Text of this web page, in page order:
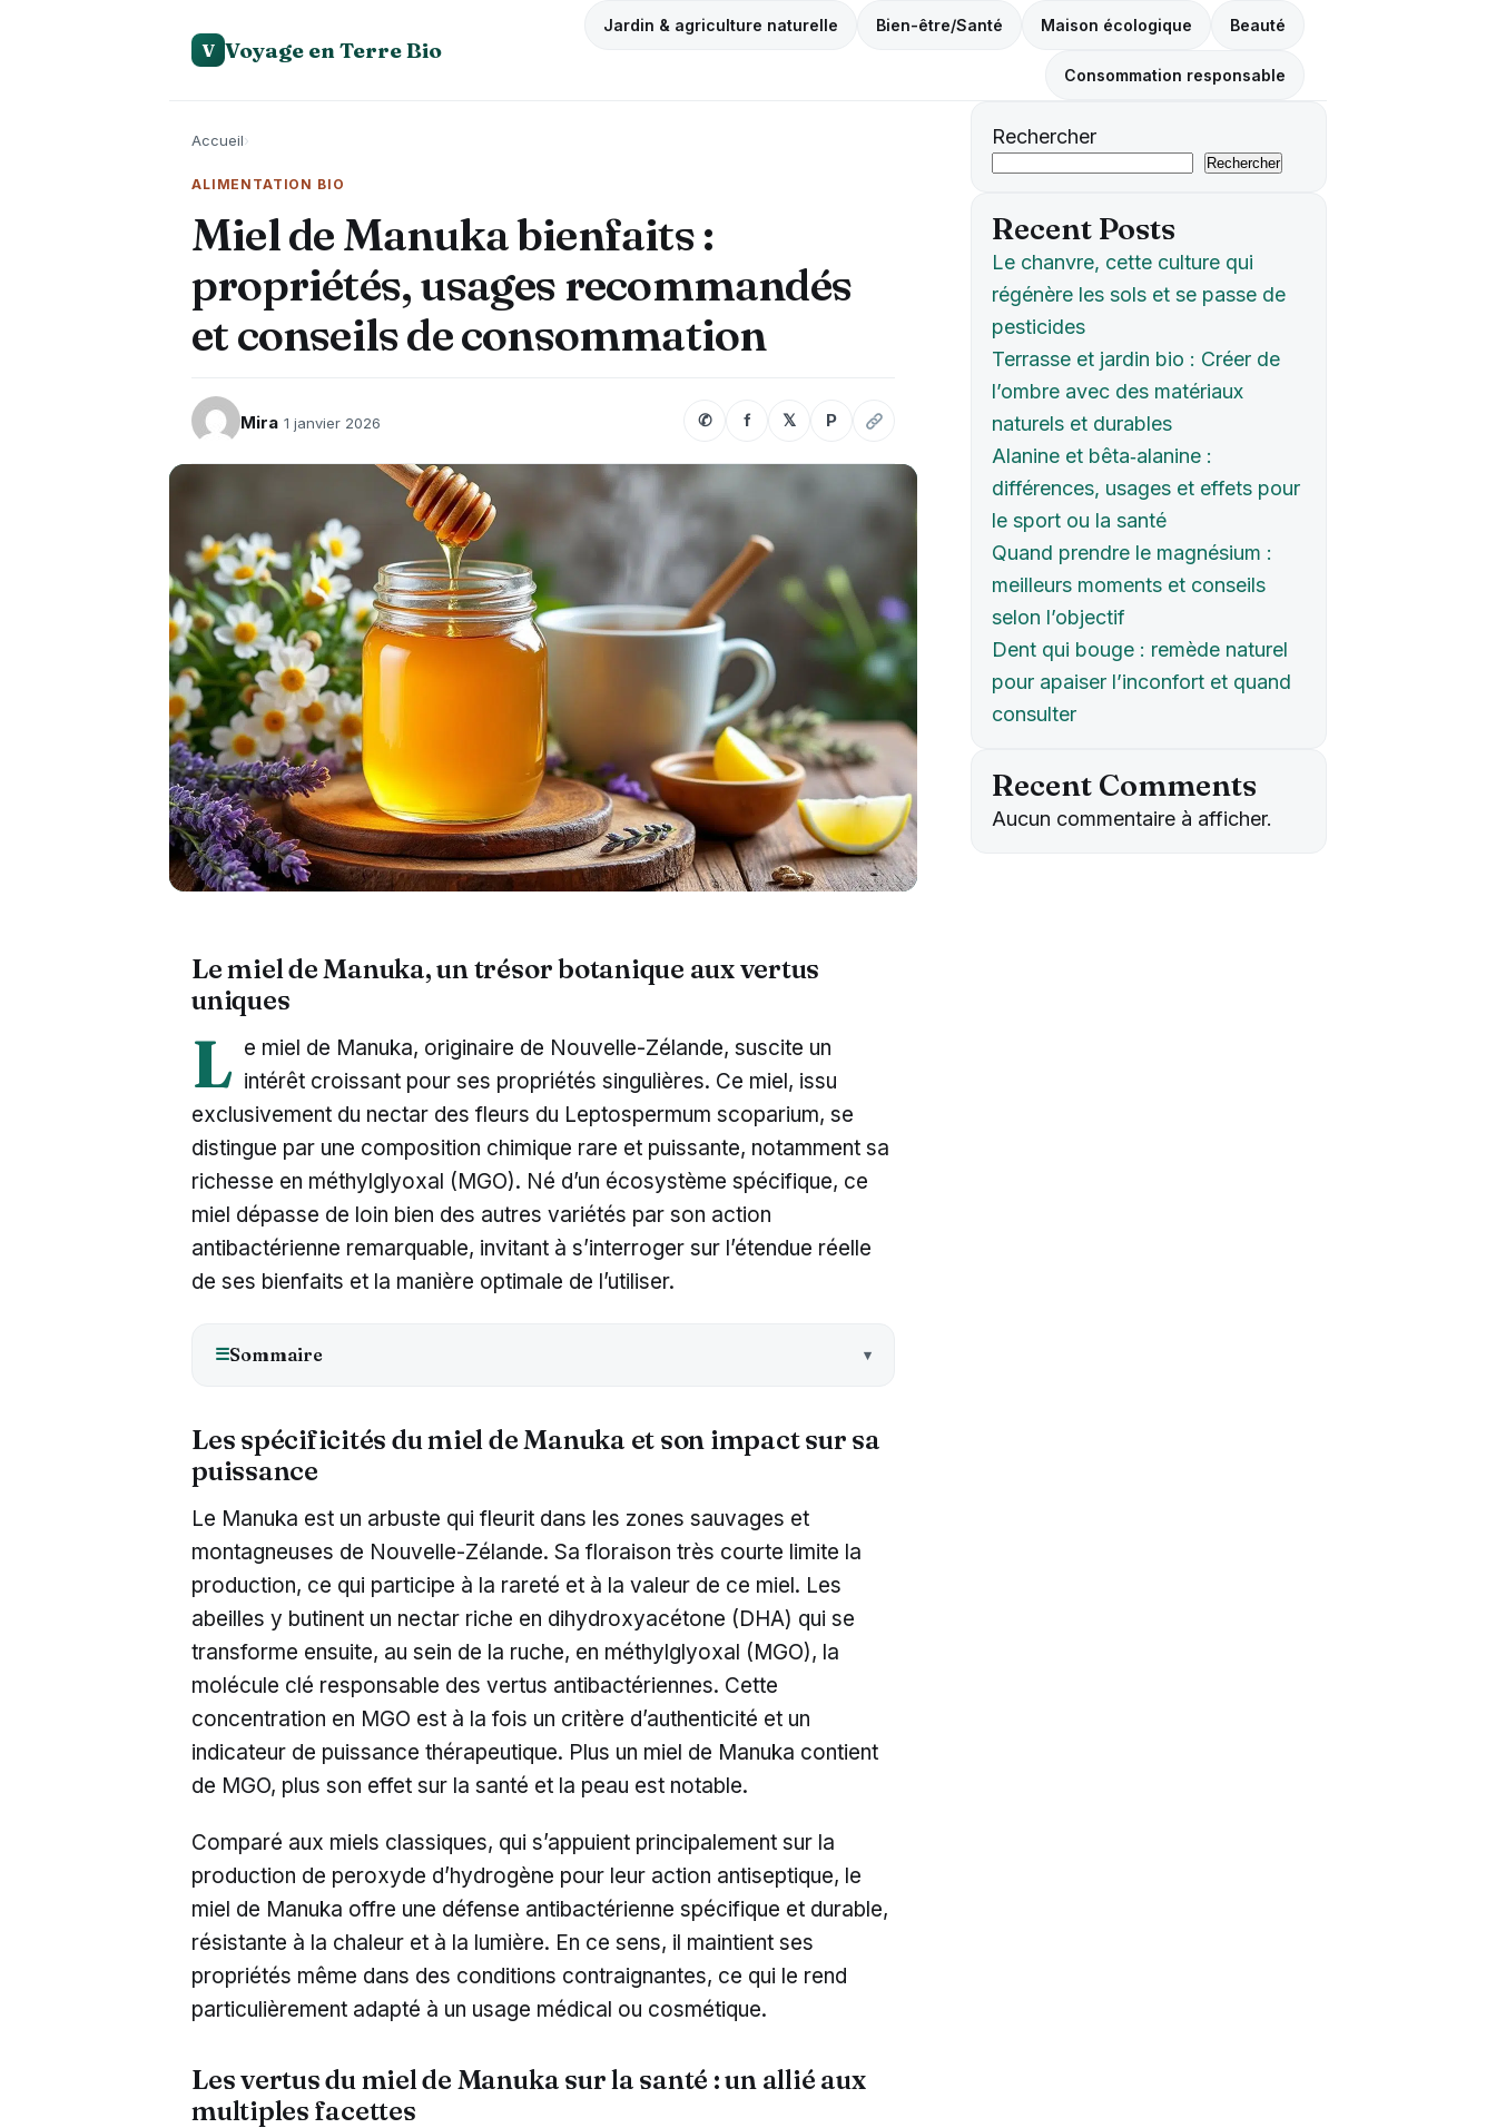
V Voyage en Terre Bio
Jardin & agriculture naturelle Bien-être/Santé Maison écologique Beauté
Consommation responsable
Accueil›
ALIMENTATION BIO
Miel de Manuka bienfaits :
propriétés, usages recommandés
et conseils de consommation
Mira 1 janvier 2026 ✆ f 𝕏 P
Le miel de Manuka, un trésor botanique aux vertus
uniques
L e miel de Manuka, originaire de Nouvelle-Zélande, suscite un
intérêt croissant pour ses propriétés singulières. Ce miel, issu
exclusivement du nectar des fleurs du Leptospermum scoparium, se
distingue par une composition chimique rare et puissante, notamment sa
richesse en méthylglyoxal (MGO). Né d’un écosystème spécifique, ce
miel dépasse de loin bien des autres variétés par son action
antibactérienne remarquable, invitant à s’interroger sur l’étendue réelle
de ses bienfaits et la manière optimale de l’utiliser.
☰Sommaire
Les spécificités du miel de Manuka et son impact sur sa
puissance
Le Manuka est un arbuste qui fleurit dans les zones sauvages et
montagneuses de Nouvelle-Zélande. Sa floraison très courte limite la
production, ce qui participe à la rareté et à la valeur de ce miel. Les
abeilles y butinent un nectar riche en dihydroxyacétone (DHA) qui se
transforme ensuite, au sein de la ruche, en méthylglyoxal (MGO), la
molécule clé responsable des vertus antibactériennes. Cette
concentration en MGO est à la fois un critère d’authenticité et un
indicateur de puissance thérapeutique. Plus un miel de Manuka contient
de MGO, plus son effet sur la santé et la peau est notable.
Comparé aux miels classiques, qui s’appuient principalement sur la
production de peroxyde d’hydrogène pour leur action antiseptique, le
miel de Manuka offre une défense antibactérienne spécifique et durable,
résistante à la chaleur et à la lumière. En ce sens, il maintient ses
propriétés même dans des conditions contraignantes, ce qui le rend
particulièrement adapté à un usage médical ou cosmétique.
Les vertus du miel de Manuka sur la santé : un allié aux
multiples facettes
Rechercher
Rechercher
Recent Posts
Le chanvre, cette culture qui
régénère les sols et se passe de
pesticides
Terrasse et jardin bio : Créer de
l’ombre avec des matériaux
naturels et durables
Alanine et bêta‑alanine :
différences, usages et effets pour
le sport ou la santé
Quand prendre le magnésium :
meilleurs moments et conseils
selon l’objectif
Dent qui bouge : remède naturel
pour apaiser l’inconfort et quand
consulter
Recent Comments
Aucun commentaire à afficher.